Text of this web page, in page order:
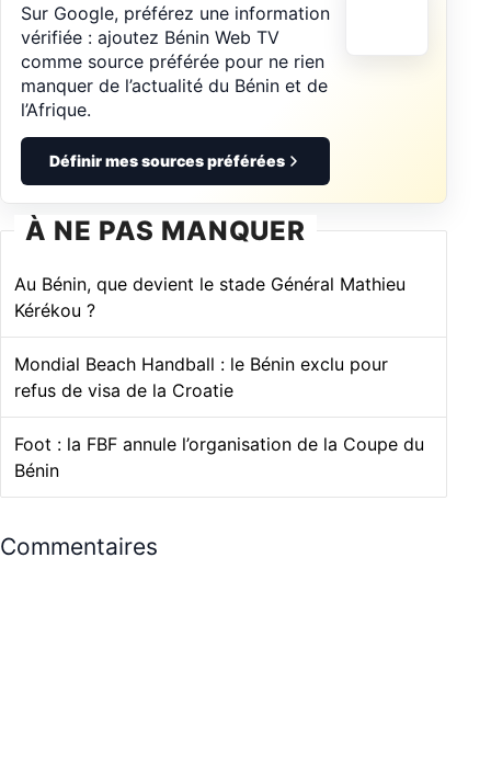
Sur Google, préférez une information
vérifiée : ajoutez Bénin Web TV
comme source préférée pour ne rien
manquer de l’actualité du Bénin et de
l’Afrique.
Définir mes sources préférées
À NE PAS MANQUER
Au Bénin, que devient le stade Général Mathieu
Kérékou ?
Mondial Beach Handball : le Bénin exclu pour
refus de visa de la Croatie
Foot : la FBF annule l’organisation de la Coupe du
Bénin
Commentaires